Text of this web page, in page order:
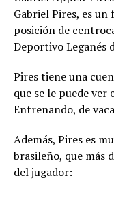
Gabriel Pires, es
posición de
Deportivo Leganés
Pires tiene una
que se le puede
Entrenando, de
Además, Pires es
brasileño, que más
del jugador: